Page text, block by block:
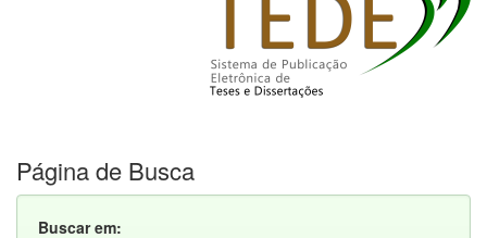
Página de Busca
Buscar em: